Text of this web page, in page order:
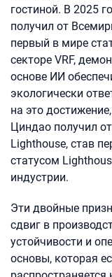
гостиной. В 2025
получил от
первый в мире
секторе VRF,
основе ИИ
экологически
на это
Циндао получил
Lighthouse, став
статусом
индустрии.
Эти двойные
сдвиг в
устойчивости и
основы, которая